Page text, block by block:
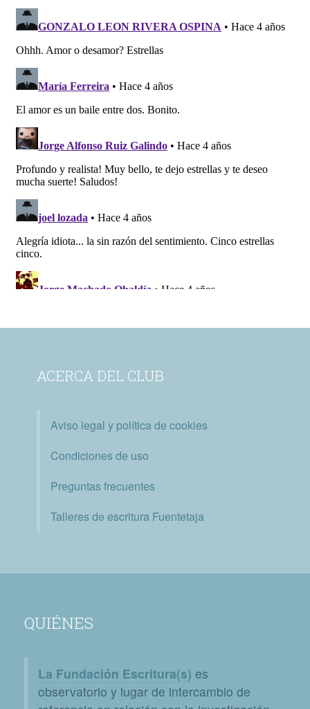
ACERCA DEL CLUB
Aviso legal y política de cookies
Condiciones de uso
Preguntas frecuentes
Talleres de escritura Fuentetaja
QUIÉNES
La Fundación Escritura(s) es
observatorio y lugar de intercambio de